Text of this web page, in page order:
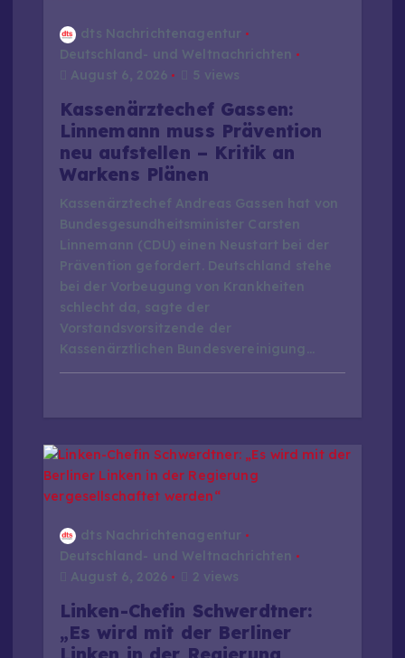
dts Nachrichtenagentur
Deutschland- und Weltnachrichten
August 6, 2026
5 views
Kassenärztechef Gassen:
Linnemann muss Prävention
neu aufstellen – Kritik an
Warkens Plänen
Kassenärztechef Andreas Gassen hat von
Bundesgesundheitsminister Carsten
Linnemann (CDU) einen Neustart bei der
Prävention gefordert. Deutschland stehe
bei der Vorbeugung von Krankheiten
schlecht da, sagte der
Vorstandsvorsitzende der
Kassenärztlichen Bundesvereinigung…
dts Nachrichtenagentur
Deutschland- und Weltnachrichten
August 6, 2026
2 views
Linken-Chefin Schwerdtner:
„Es wird mit der Berliner